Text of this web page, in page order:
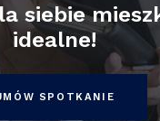
siebie
idealne!
SPOTKANIE